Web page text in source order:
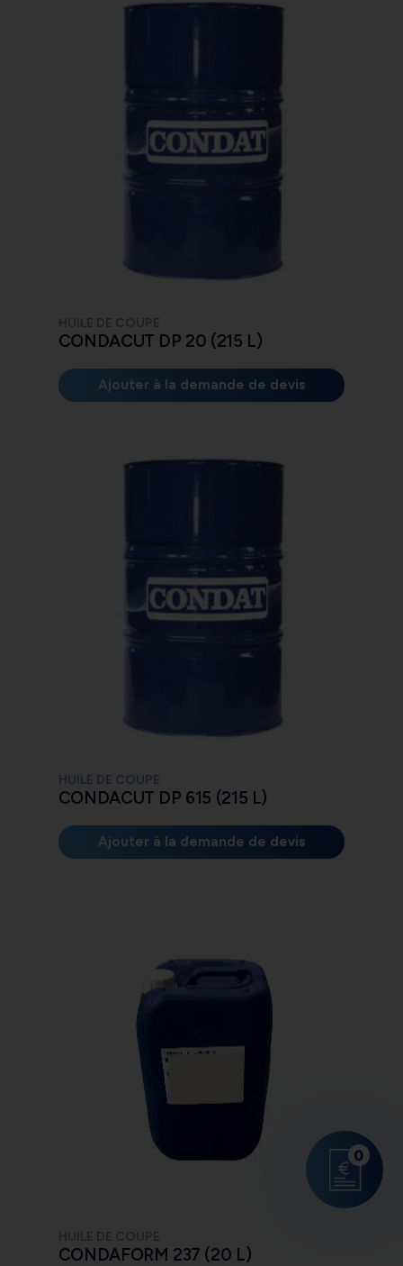
0
HUILE DE COUPE
CONDACUT DP 20 (215 L)
Ajouter à la demande de devis
HUILE DE COUPE
CONDACUT DP 615 (215 L)
Ajouter à la demande de devis
HUILE DE COUPE
CONDAFORM 237 (20 L)